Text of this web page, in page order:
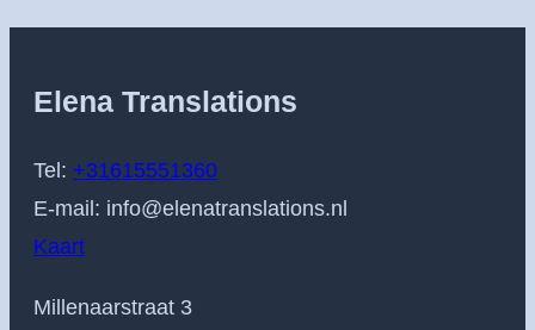
Elena Translations
Tel: +31615551360
E-mail: info@elenatranslations.nl
Kaart
Millenaarstraat 3